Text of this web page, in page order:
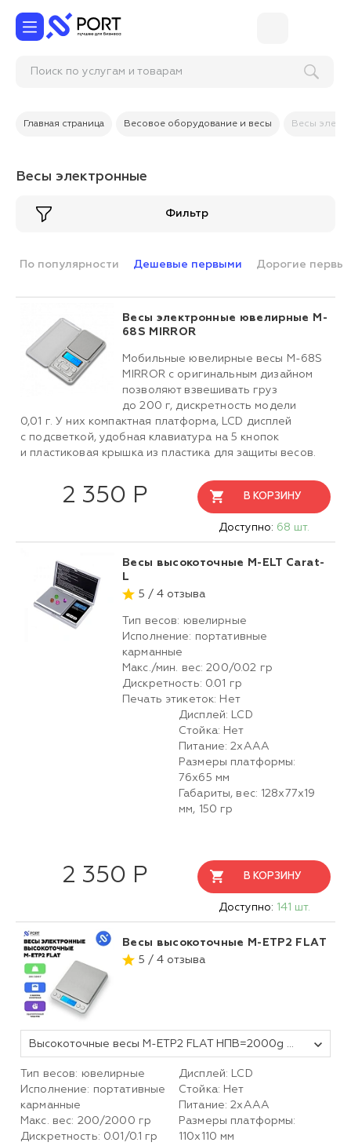
Поиск по услугам и товарам
Главная страница Весовое оборудование и весы Весы
Весы электронные
Фильтр
По популярности Дешевые первыми Дорогие
Весы электронные ювелирные M-
68S MIRROR
Мобильные ювелирные весы М-68S
MIRROR с оригинальным дизайном
позволяют взвешивать груз
до 200 г, дискретность модели
0,01 г. У них компактная платформа, LCD дисплей
с подсветкой, удобная клавиатура на 5 кнопок
и пластиковая крышка из пластика для защиты весов.
2 350 Р В КОРЗИНУ
Доступно: 68 шт.
Весы высокоточные M-ELT Carat-
L
5 / 4 отзыва
Тип весов: ювелирные
Исполнение: портативные
карманные
Макс./мин. вес: 200/0.02 гр
Дискретность: 0.01 гр
Печать этикеток: Нет
Дисплей: LCD
Стойка: Нет
Питание: 2хААА
Размеры платформы:
76х65 мм
Габариты, вес: 128х77х19
мм, 150 гр
2 350 Р В КОРЗИНУ
Доступно: 141 шт.
Весы высокоточные M-ETP2 FLAT
5 / 4 отзыва
Высокоточные весы M-ETP2 FLAT НПВ=2000g и d=0,1g
Тип весов: ювелирные
Исполнение: портативные
карманные
Макс. вес: 200/2000 гр
Дискретность: 0.01/0.1 гр
Дисплей: LCD
Стойка: Нет
Питание: 2хААА
Размеры платформы:
110х110 мм